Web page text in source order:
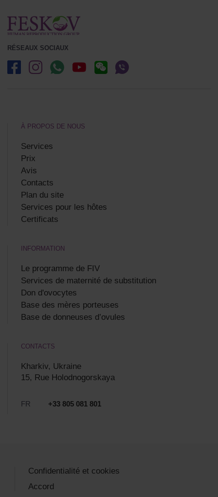
RÉSEAUX SOCIAUX
À PROPOS DE NOUS
Services
Prix
Avis
Contacts
Plan du site
Services pour les hôtes
Certificats
INFORMATION
Le programme de FIV
Services de maternité de substitution
Don d'ovocytes
Base des mères porteuses
Base de donneuses d’ovules
CONTACTS
Kharkiv, Ukraine
15, Rue Holodnogorskaya
FR +33 805 081 801
Confidentialité et cookies
Accord